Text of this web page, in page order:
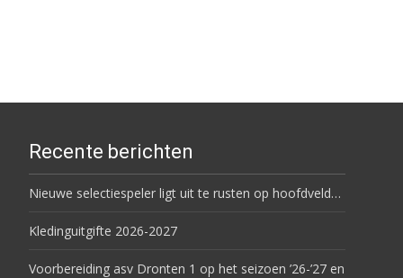
Recente berichten
Nieuwe selectiespeler ligt uit te rusten op hoofdveld…
Kledinguitgifte 2026-2027
Voorbereiding asv Dronten 1 op het seizoen ’26-’27 en